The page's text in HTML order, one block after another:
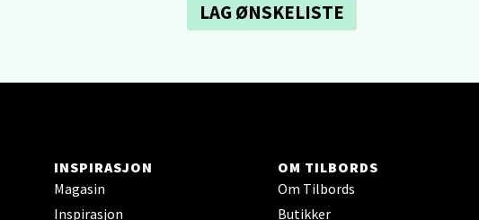
LAG ØNSKELISTE
INSPIRASJON
Magasin
Inspirasjon
OM TILBORDS
Om Tilbords
Butikker
Sortland -